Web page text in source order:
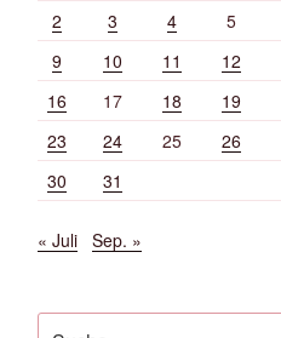
2
3 4 5
9
10 11 12
16
17 18 19
23
24 25 26
30
31
« Juli Sep. »